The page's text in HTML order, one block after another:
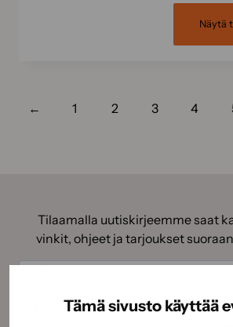
Tämä sivusto käyttää
Näytä
← 1 2 3 4
Tilaamalla uutiskirjeemme saat
vinkit, ohjeet ja tarjoukset
Sähköposti
(Pakollinen)
Suostumus (Pakollinen)
Hyväksyn tietojeni käyttämisen